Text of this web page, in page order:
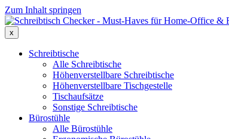
Zum Inhalt springen
x
Schreibtische
Alle Schreibtische
Höhenverstellbare Schreibtische
Höhenverstellbare Tischgestelle
Tischaufsätze
Sonstige Schreibtische
Bürostühle
Alle Bürostühle